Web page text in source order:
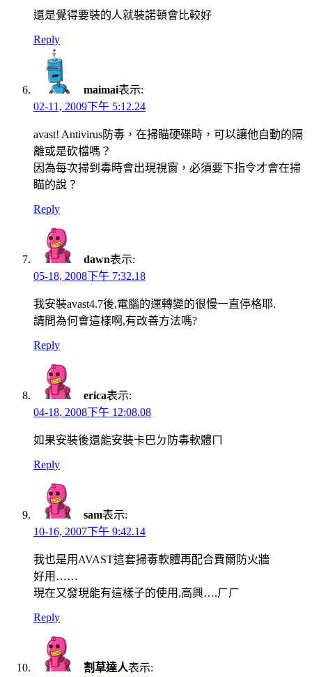
還是覺得要裝的人就裝諾頓會比較好
Reply
maimai表示:
02-11, 2009下午 5:12.24
avast! Antivirus防毒，在掃瞄硬碟時，可以讓他自動的隔
離或是砍檔嗎？
因為每次掃到毒時會出現視窗，必須要下指令才會在掃
瞄的說？
Reply
dawn表示:
05-18, 2008下午 7:32.18
我安裝avast4.7後,電腦的運轉變的很慢一直停格耶.
請問為何會這樣啊,有改善方法嗎?
Reply
erica表示:
04-18, 2008下午 12:08.08
如果安裝後還能安裝卡巴ㄉ防毒軟體ㄇ
Reply
sam表示:
10-16, 2007下午 9:42.14
我也是用AVAST這套掃毒軟體再配合費爾防火牆
好用……
現在又發現能有這樣子的使用,高興….ㄏㄏ
Reply
割草達人表示: